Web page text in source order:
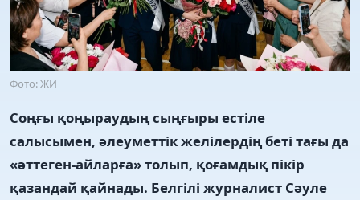
Фото: ЖИ
Соңғы қоңыраудың сыңғыры естіле
салысымен, әлеуметтік желілердің беті тағы да
«әттеген-айларға» толып, қоғамдық пікір
қазандай қайнады. Белгілі журналист Сәуле